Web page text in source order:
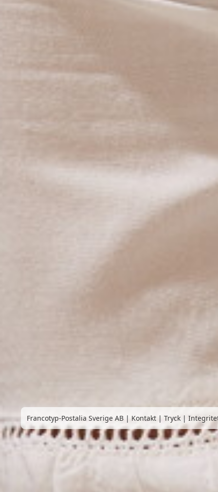
Francotyp-Postalia Sverige AB | Kontakt| Tryck|